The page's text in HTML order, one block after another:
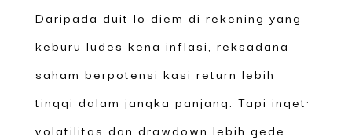
Daripada duit lo diem di rekening yang
keburu ludes kena inflasi, reksadana
saham berpotensi kasi return lebih
tinggi dalam jangka panjang. Tapi inget:
volatilitas dan drawdown lebih gede